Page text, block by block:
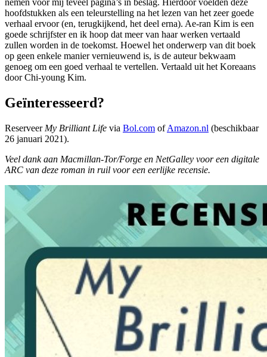
nemen voor mij teveel pagina’s in beslag. Hierdoor voelden deze
hoofdstukken als een teleurstelling na het lezen van het zeer goede
verhaal ervoor (en, terugkijkend, het deel erna). Ae-ran Kim is een
goede schrijfster en ik hoop dat meer van haar werken vertaald
zullen worden in de toekomst. Hoewel het onderwerp van dit boek
op geen enkele manier vernieuwend is, is de auteur bekwaam
genoeg om een goed verhaal te vertellen. Vertaald uit het Koreaans
door Chi-young Kim.
Geïnteresseerd?
Reserveer My Brilliant Life via Bol.com ofAmazon.nl (beschikbaar
26 januari 2021).
Veel dank aan Macmillan-Tor/Forge en NetGalley voor een digitale
ARC van deze roman in ruil voor een eerlijke recensie.